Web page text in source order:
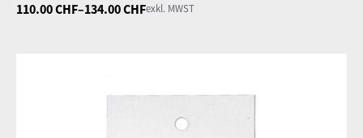
110.00CHF–134.00CHF
Preisspanne:
exkl. MWST